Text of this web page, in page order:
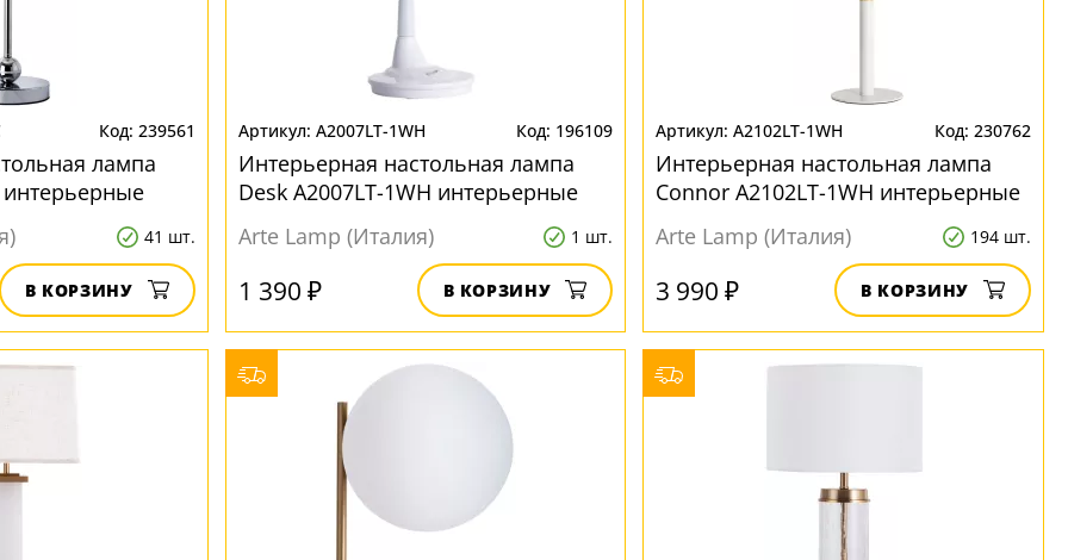
239561
лампа
интерьерные
41 шт.
В КОРЗИНУ
A2007LT-1WH 196109
Интерьерная настольная лампа
Desk A2007LT-1WH интерьерные
Arte Lamp (Италия)
1 шт.
1 390 ₽ В КОРЗИНУ
A2102LT-1WH 230762
Интерьерная настольная лампа
Connor A2102LT-1WH интерьерные
Arte Lamp (Италия)
194 шт.
3 990 ₽ В КОРЗИНУ